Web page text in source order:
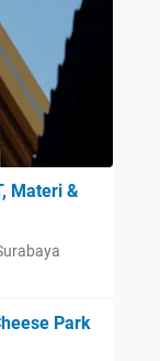
Materi &
Park